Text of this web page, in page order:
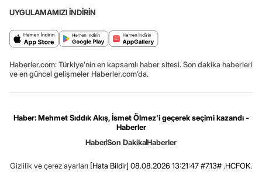
UYGULAMAMIZI İNDİRİN
Haberler.com: Türkiye’nin en kapsamlı haber sitesi. Son dakika haberleri
ve en güncel gelişmeler Haberler.com’da.
Haber: Mehmet Sıddık Akış, İsmet Ölmez'i geçerek seçimi kazandı -
Haberler
HaberSon DakikaHaberler
Gizlilik ve çerez ayarları [Hata Bildir] 08.08.2026 13:21:47 #7.13# .HCFOK.